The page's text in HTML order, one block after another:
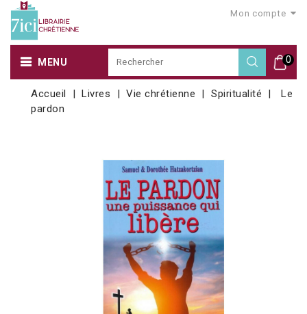
Mon compte
0
MENU
Accueil Livres Vie chrétienne Spiritualité
Le
pardon